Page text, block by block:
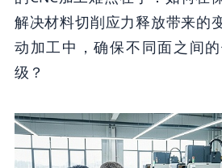
解决材料切削应力释放带来的
动加工中，确保不同面之间
级？